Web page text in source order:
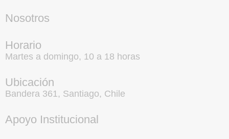
Nosotros
Horario
Martes a domingo, 10 a 18 horas
Ubicación
Bandera 361, Santiago, Chile
Apoyo Institucional